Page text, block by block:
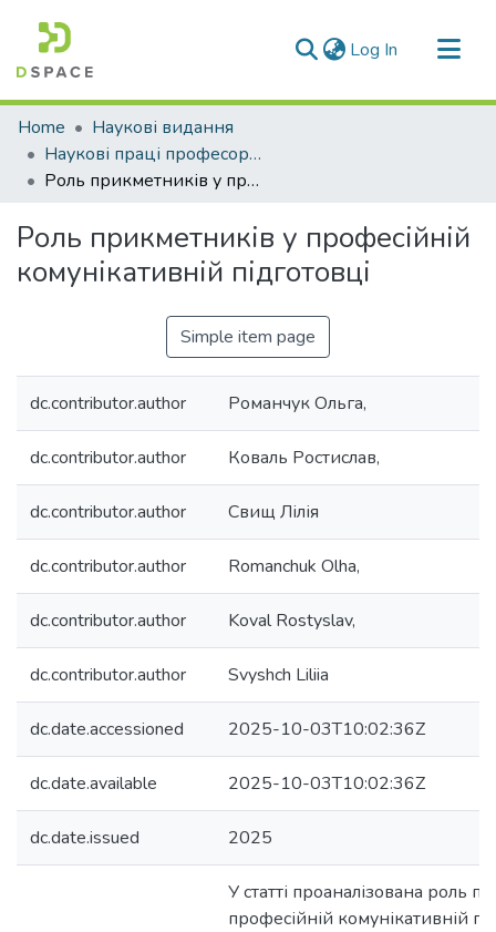
Log In (current)
Communities & Collections
All of DSpace
Statistics
Home
Наукові видання
Наукові праці професорсько-викладацького складу ЛДУФК
Роль прикметників у професійній комунікативній підготовці
Роль прикметників у професійній
комунікативній підготовці
Simple item page
dc.contributor.author Романчук Ольга,
dc.contributor.author Коваль Ростислав,
dc.contributor.author Свищ Лілія
dc.contributor.author Romanchuk Olha,
dc.contributor.author Koval Rostyslav,
dc.contributor.author Svyshch Liliia
dc.date.accessioned 2025-10-03T10:02:36Z
dc.date.available 2025-10-03T10:02:36Z
dc.date.issued 2025
У статті проаналізована роль
професійній комунікативній